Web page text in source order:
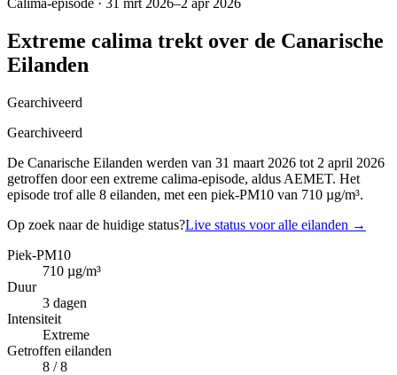
Calima-episode · 31 mrt 2026–2 apr 2026
Extreme calima trekt over de Canarische
Eilanden
Gearchiveerd
Gearchiveerd
De Canarische Eilanden werden van 31 maart 2026 tot 2 april 2026
getroffen door een extreme calima-episode, aldus AEMET. Het
episode trof alle 8 eilanden, met een piek-PM10 van 710 µg/m³.
Op zoek naar de huidige status?Live status voor alle eilanden →
Piek-PM10
710 µg/m³
Duur
3 dagen
Intensiteit
Extreme
Getroffen eilanden
8 / 8